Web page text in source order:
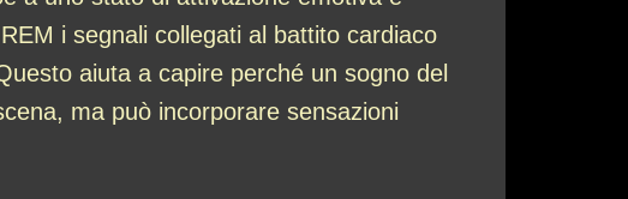
i segnali collegati al battito cardiaco
aiuta a capire perché un sogno del
ma può incorporare sensazioni